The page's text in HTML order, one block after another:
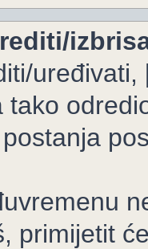
tako
primijetit